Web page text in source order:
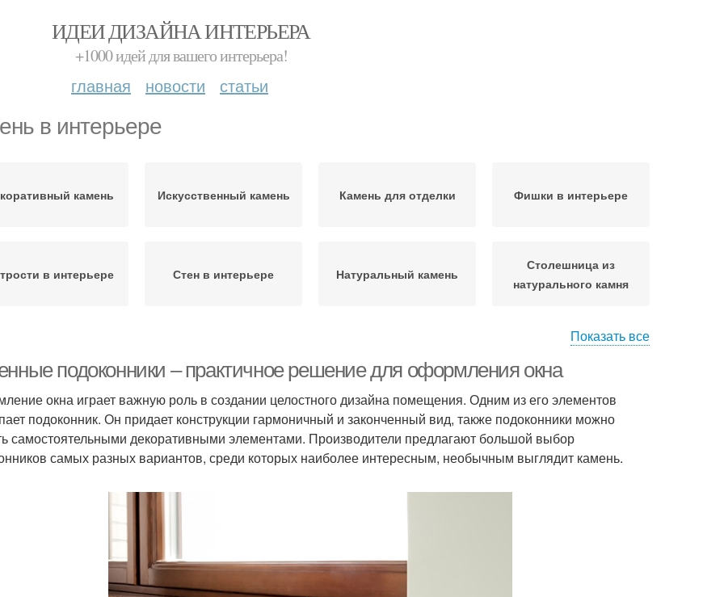
ИДЕИ ДИЗАЙНА ИНТЕРЬЕРА
+1000 идей для вашего интерьера!
главная новости статьи
в интерьере
камень Искусственный камень Камень для отделки Фишки в интерьере
в интерьере Стен в интерьере Натуральный камень
Столешница из
натурального камня
в интерьере
Камень в различных
помещениях
Кирпич в интерьере
Интерьер с деревянной
мебелью
Показать все
подоконники – практичное решение для оформления окна
окна играет важную роль в создании целостного дизайна помещения. Одним из его элементов
подоконник. Он придает конструкции гармоничный и законченный вид, также подоконники можно
самостоятельными декоративными элементами. Производители предлагают большой выбор
самых разных вариантов, среди которых наиболее интересным, необычным выглядит камень.